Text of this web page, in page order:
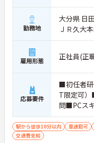
勤務地
大分県 日
ＪＲ久大
雇用形態 正社員(正
応募要件
■初任者
T限定可
問■PCス
になった
ください。
駅から徒歩10分以内 車通勤可
交通費支給